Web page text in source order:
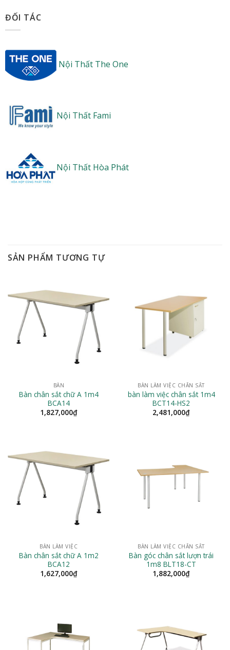
ĐỐI TÁC
Nội Thất The One
Nội Thất Fami
Nội Thất Hòa Phát
SẢN PHẨM TƯƠNG TỰ
BÀN
Bàn chân sắt chữ A 1m4
BCA14
1,827,000₫
BÀN LÀM VIỆC CHÂN SẮT
bàn làm việc chân sắt 1m4
BCT14-HS2
2,481,000₫
BÀN LÀM VIỆC
Bàn chân sắt chữ A 1m2
BCA12
1,627,000₫
BÀN LÀM VIỆC CHÂN SẮT
Bàn góc chân sắt lượn trái
1m8 BLT18-CT
1,882,000₫